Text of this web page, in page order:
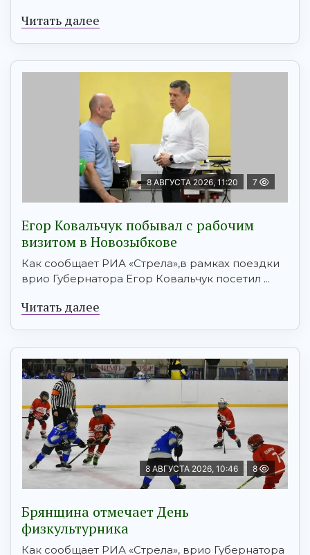
Читать далее
8 АВГУСТА 2026, 11:20 7
Егор Ковальчук побывал с рабочим
визитом в Новозыбкове
Как сообщает РИА «Стрела»,в рамках поездки
врио Губернатора Егор Ковальчук посетил ...
Читать далее
8 АВГУСТА 2026, 10:46 8
Брянщина отмечает День
физкультурника
Как сообщает РИА «Стрела», врио Губернатора